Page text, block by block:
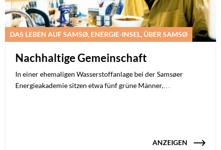
DAS LEBEN AUF SAMSØ, ENERGIE-INSEL, ÜBER SAMSØ
Nachhaltige Gemeinschaft
In einer ehemaligen Wasserstoffanlage bei der Samsøer
Energieakademie sitzen etwa fünf grüne Männer,…
ANZEIGEN